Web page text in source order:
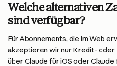
Welche alternativen
sind verfügbar?
Für Abonnements, die im Web
akzeptieren wir nur Kredit- oder
über Claude für iOS oder